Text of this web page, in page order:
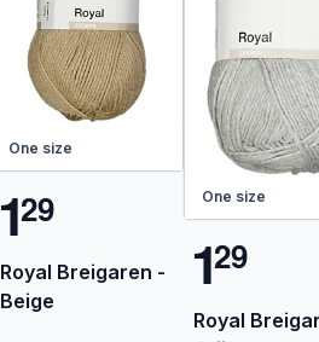
One size
129
Royal Breigaren -
Beige
One size
129
Royal